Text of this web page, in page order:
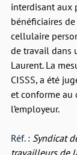
interdisant aux
bénéficiaires
cellulaire
de travail dans
Laurent. La
CISSS, a été
et conforme au
l’employeur.
Réf. : Syndicat
travailleurs de